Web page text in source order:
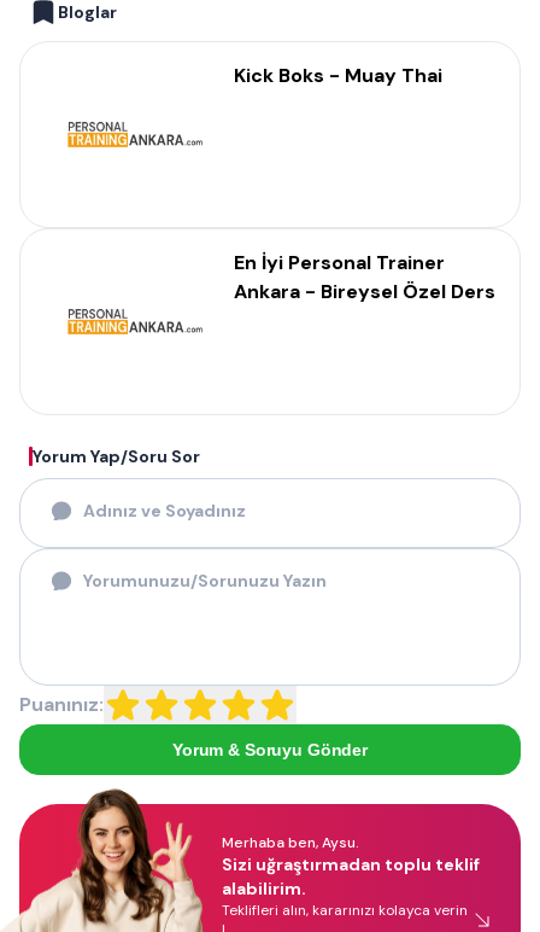
Bloglar
Kick Boks - Muay Thai
En İyi Personal Trainer
Ankara - Bireysel Özel Ders
Yorum Yap/Soru Sor
Puanınız:
Yorum & Soruyu Gönder
Merhaba ben, Aysu.
Sizi uğraştırmadan toplu teklif
alabilirim.
Teklifleri alın, kararınızı kolayca verin